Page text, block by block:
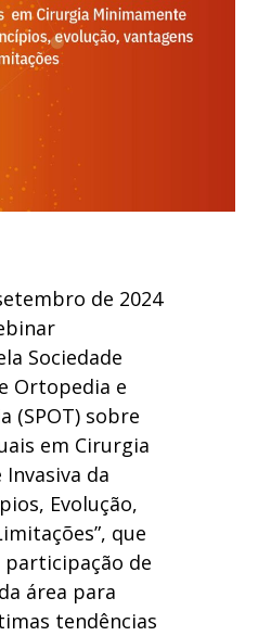
de 2024
Sociedade
Ortopedia e
(SPOT) sobre
em Cirurgia
da
Evolução,
que
de
área para
tendências